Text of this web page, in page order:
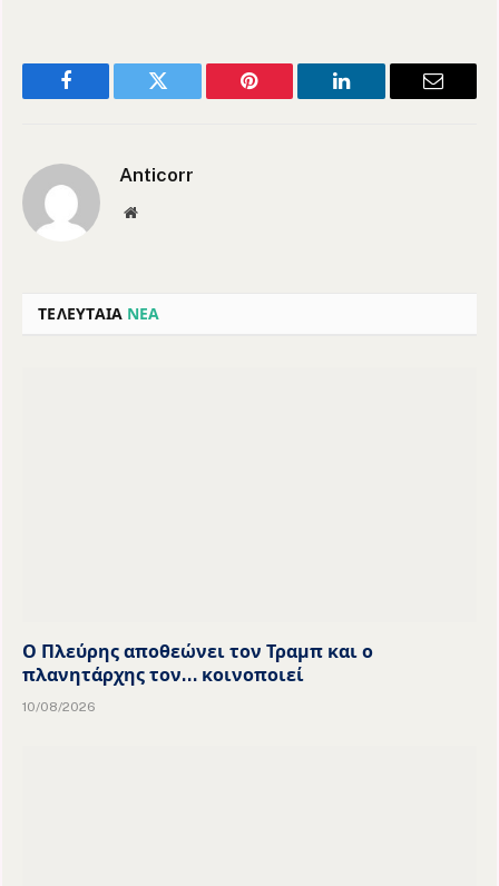
Facebook Twitter Pinterest LinkedIn Email
Anticorr
Website
ΤΕΛΕΥΤΑΙΑ ΝΕΑ
Ο Πλεύρης αποθεώνει τον Τραμπ και ο
πλανητάρχης τον… κοινοποιεί
10/08/2026